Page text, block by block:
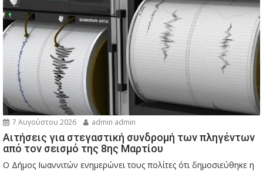
7 Αυγούστου 2026 admin admin
Αιτήσεις για στεγαστική συνδρομή των πληγέντων
από τον σεισμό της 8ης Μαρτίου
Ο Δήμος Ιωαννιτών ενημερώνει τους πολίτες ότι δημοσιεύθηκε η